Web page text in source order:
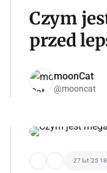
Czym
przed
moonCat
@mooncat
27 lut '25